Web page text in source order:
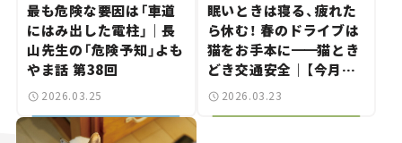
最も危険な要因は「車道
にはみ出した電柱」｜長
山先生の「危険予知」よも
やま話 第38回
2026.03.25
眠いときは寝る、疲れた
ら休む！ 春のドライブは
猫をお手本に━━猫とき
どき交通安全｜【今月の
「交通まにゃ～」Vol.9】
2026.03.23